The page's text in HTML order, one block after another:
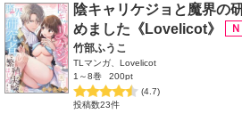
陰キャリケジョと魔界の
めました《Lovelicot》
竹部ふうこ
TLマンガ、Lovelicot
1～8巻
200pt
(4.7)
投稿数23件